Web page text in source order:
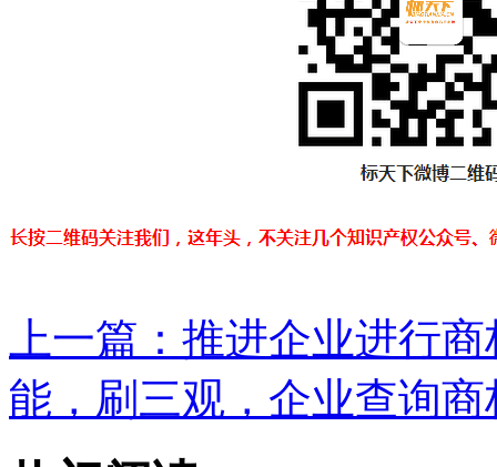
上一篇： 推进企业进行
能，刷三观，企业查询商